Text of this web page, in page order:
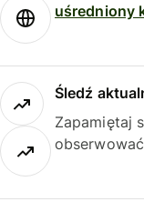
uśredniony
Śledź
Zapamiętaj